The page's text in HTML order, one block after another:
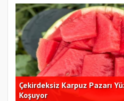
Çekirdeksiz Karpuz Pazarı
Koşuyor